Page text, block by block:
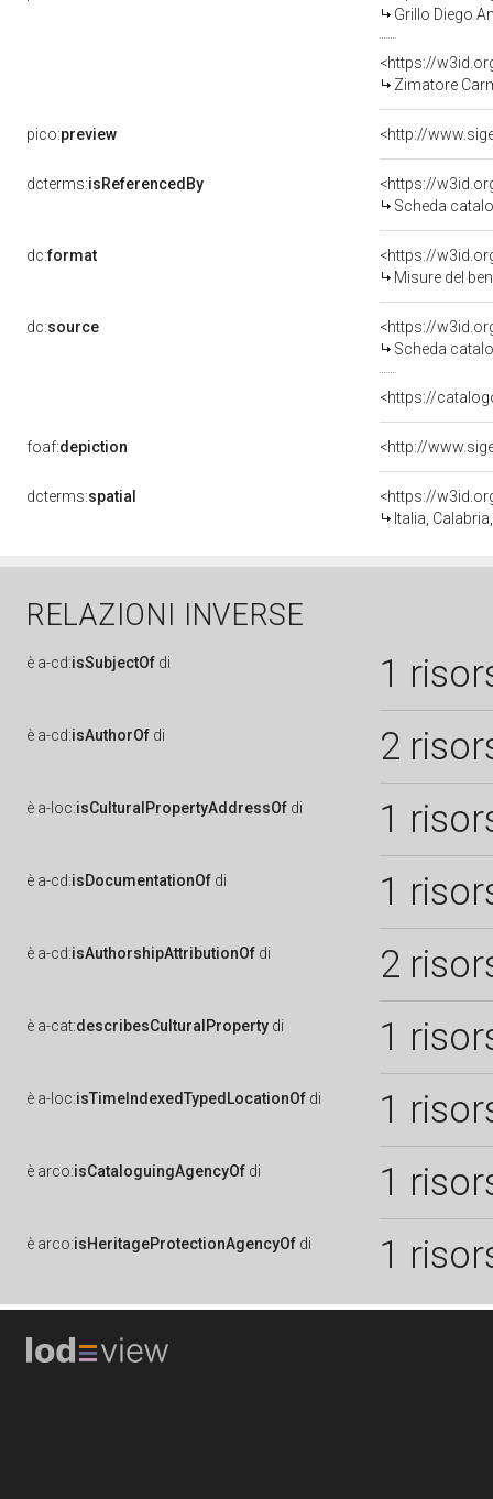
Grillo Diego
<https://
Zimatore
pico:preview
dcterms:isReferencedBy
<https://
Scheda
dc:format
<https://
Misure del
dc:source
<https://
Scheda
<https://
foaf:depiction
dcterms:spatial
<https://
Italia,
RELAZIONI INVERSE
è a-cd:isSubjectOf di 1
è a-cd:isAuthorOf di 2
è a-loc:isCulturalPropertyAddressOf di 1
è a-cd:isDocumentationOf di 1
è a-cd:isAuthorshipAttributionOf di 2
è a-cat:describesCulturalProperty di 1
è a-loc:isTimeIndexedTypedLocationOf di 1
è arco:isCataloguingAgencyOf di 1
è arco:isHeritageProtectionAgencyOf di 1